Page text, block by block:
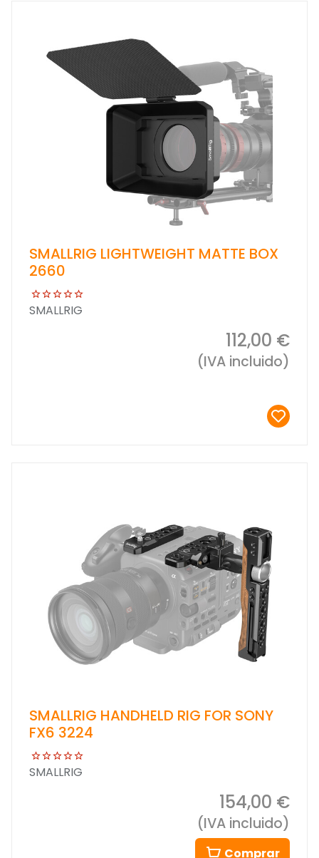
SMALLRIG LIGHTWEIGHT MATTE BOX
2660
SMALLRIG
112,00 €
(IVA incluido)
SMALLRIG HANDHELD RIG FOR SONY
FX6 3224
SMALLRIG
154,00 €
(IVA incluido)
Comprar